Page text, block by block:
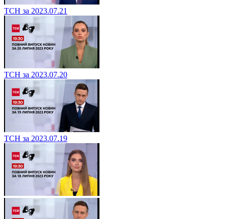
ТСН за 2023.07.21
ТСН за 2023.07.20
ТСН за 2023.07.19